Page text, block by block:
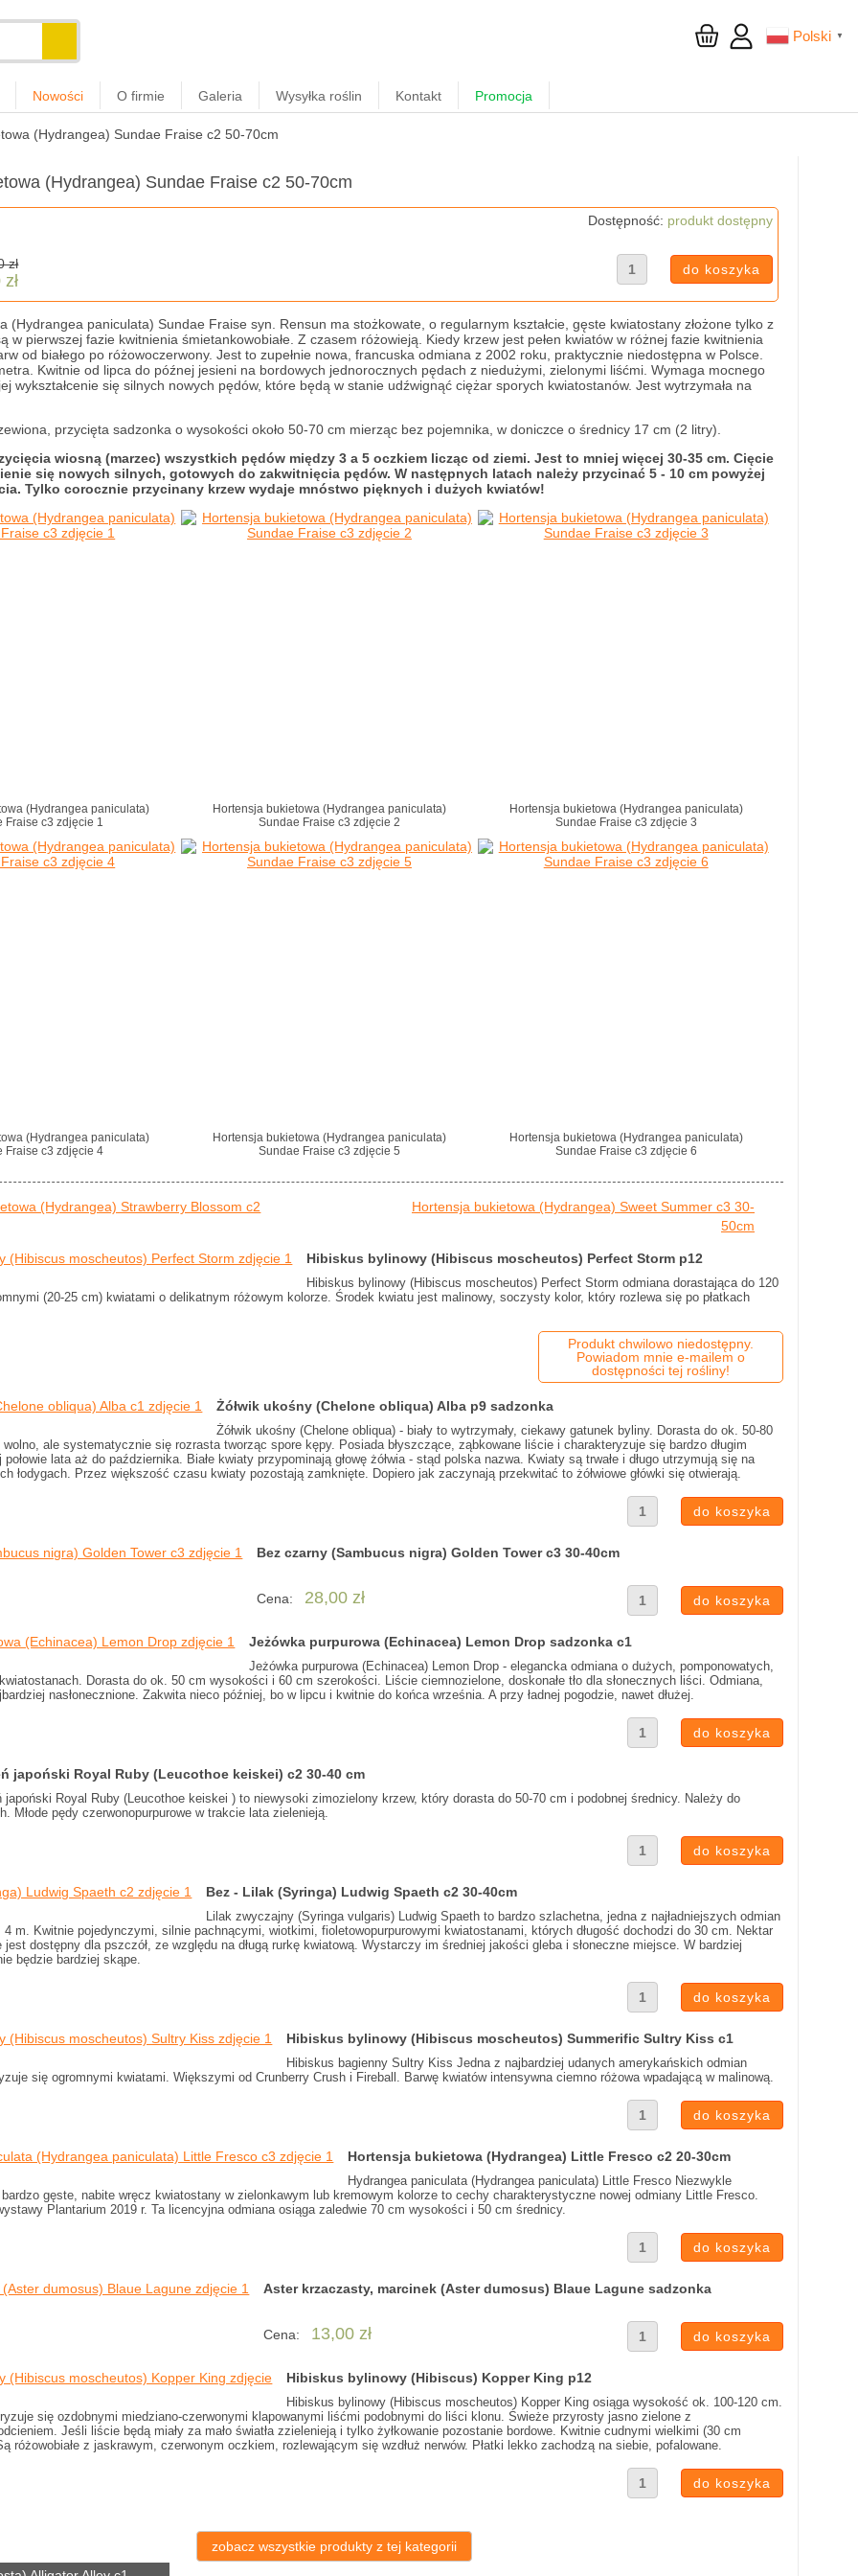
Polski ▼
Nowości O firmie Galeria Wysyłka roślin Kontakt Promocja
(Hydrangea) Sundae Fraise c2 50-70cm
(Hydrangea) Sundae Fraise c2 50-70cm
zł
Dostępność: produkt dostępny
(Hydrangea paniculata) Sundae Fraise syn. Rensun ma stożkowate, o regularnym kształcie, gęste kwiatostany złożone tylko z
w pierwszej fazie kwitnienia śmietankowobiałe. Z czasem różowieją. Kiedy krzew jest pełen kwiatów w różnej fazie kwitnienia
od białego po różowoczerwony. Jest to zupełnie nowa, francuska odmiana z 2002 roku, praktycznie niedostępna w Polsce.
Kwitnie od lipca do późnej jesieni na bordowych jednorocznych pędach z niedużymi, zielonymi liśćmi. Wymaga mocnego
wykształcenie się silnych nowych pędów, które będą w stanie udźwignąć ciężar sporych kwiatostanów. Jest wytrzymała na
przycięta sadzonka o wysokości około 50-70 cm mierząc bez pojemnika, w doniczce o średnicy 17 cm (2 litry).
wiosną (marzec) wszystkich pędów między 3 a 5 oczkiem licząc od ziemi. Jest to mniej więcej 30-35 cm. Cięcie
się nowych silnych, gotowych do zakwitnięcia pędów. W następnych latach należy przycinać 5 - 10 cm powyżej
Tylko corocznie przycinany krzew wydaje mnóstwo pięknych i dużych kwiatów!
(Hydrangea paniculata)
Fraise c3 zdjęcie 1
Hortensja bukietowa (Hydrangea paniculata)
Sundae Fraise c3 zdjęcie 2
Hortensja bukietowa (Hydrangea paniculata)
Sundae Fraise c3 zdjęcie 3
(Hydrangea paniculata)
Fraise c3 zdjęcie 4
Hortensja bukietowa (Hydrangea paniculata)
Sundae Fraise c3 zdjęcie 5
Hortensja bukietowa (Hydrangea paniculata)
Sundae Fraise c3 zdjęcie 6
(Hydrangea) Strawberry Blossom c2
Hortensja bukietowa (Hydrangea) Sweet Summer c3 30-
50cm
Hibiskus bylinowy (Hibiscus moscheutos) Perfect Storm p12
Hibiskus bylinowy (Hibiscus moscheutos) Perfect Storm odmiana dorastająca do 120
(20-25 cm) kwiatami o delikatnym różowym kolorze. Środek kwiatu jest malinowy, soczysty kolor, który rozlewa się po płatkach
Produkt chwilowo niedostępny.
Powiadom mnie e-mailem o
dostępności tej rośliny!
Żółwik ukośny (Chelone obliqua) Alba p9 sadzonka
Żółwik ukośny (Chelone obliqua) - biały to wytrzymały, ciekawy gatunek byliny. Dorasta do ok. 50-80
ale systematycznie się rozrasta tworząc spore kępy. Posiada błyszczące, ząbkowane liście i charakteryzuje się bardzo długim
lata aż do października. Białe kwiaty przypominają głowę żółwia - stąd polska nazwa. Kwiaty są trwałe i długo utrzymują się na
łodygach. Przez większość czasu kwiaty pozostają zamknięte. Dopiero jak zaczynają przekwitać to żółwiowe główki się otwierają.
Bez czarny (Sambucus nigra) Golden Tower c3 30-40cm
Cena: 28,00 zł
Jeżówka purpurowa (Echinacea) Lemon Drop sadzonka c1
Jeżówka purpurowa (Echinacea) Lemon Drop - elegancka odmiana o dużych, pomponowatych,
Dorasta do ok. 50 cm wysokości i 60 cm szerokości. Liście ciemnozielone, doskonałe tło dla słonecznych liści. Odmiana,
nasłonecznione. Zakwita nieco później, bo w lipcu i kwitnie do końca września. A przy ładnej pogodzie, nawet dłużej.
japoński Royal Ruby (Leucothoe keiskei) c2 30-40 cm
japoński Royal Ruby (Leucothoe keiskei ) to niewysoki zimozielony krzew, który dorasta do 50-70 cm i podobnej średnicy. Należy do
Młode pędy czerwonopurpurowe w trakcie lata zielenieją.
Bez - Lilak (Syringa) Ludwig Spaeth c2 30-40cm
Lilak zwyczajny (Syringa vulgaris) Ludwig Spaeth to bardzo szlachetna, jedna z najładniejszych odmian
4 m. Kwitnie pojedynczymi, silnie pachnącymi, wiotkimi, fioletowopurpurowymi kwiatostanami, których długość dochodzi do 30 cm. Nektar
jest dostępny dla pszczół, ze względu na długą rurkę kwiatową. Wystarczy im średniej jakości gleba i słoneczne miejsce. W bardziej
będzie bardziej skąpe.
Hibiskus bylinowy (Hibiscus moscheutos) Summerific Sultry Kiss c1
Hibiskus bagienny Sultry Kiss Jedna z najbardziej udanych amerykańskich odmian
się ogromnymi kwiatami. Większymi od Crunberry Crush i Fireball. Barwę kwiatów intensywna ciemno różowa wpadającą w malinową.
Hortensja bukietowa (Hydrangea) Little Fresco c2 20-30cm
Hydrangea paniculata (Hydrangea paniculata) Little Fresco Niezwykle
gęste, nabite wręcz kwiatostany w zielonkawym lub kremowym kolorze to cechy charakterystyczne nowej odmiany Little Fresco.
Plantarium 2019 r. Ta licencyjna odmiana osiąga zaledwie 70 cm wysokości i 50 cm średnicy.
Aster krzaczasty, marcinek (Aster dumosus) Blaue Lagune sadzonka
Cena: 13,00 zł
Hibiskus bylinowy (Hibiscus) Kopper King p12
Hibiskus bylinowy (Hibiscus moscheutos) Kopper King osiąga wysokość ok. 100-120 cm.
się ozdobnymi miedziano-czerwonymi klapowanymi liśćmi podobnymi do liści klonu. Świeże przyrosty jasno zielone z
Jeśli liście będą miały za mało światła zzielenieją i tylko żyłkowanie pozostanie bordowe. Kwitnie cudnymi wielkimi (30 cm
różowobiałe z jaskrawym, czerwonym oczkiem, rozlewającym się wzdłuż nerwów. Płatki lekko zachodzą na siebie, pofalowane.
zobacz wszystkie produkty z tej kategorii